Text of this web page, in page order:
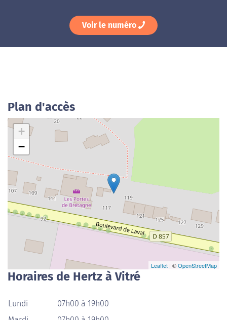
Voir le numéro
Plan d'accès
+
−
Leaflet | ©OpenStreetMap
Horaires de Hertz à Vitré
Lundi
07h00 à 19h00